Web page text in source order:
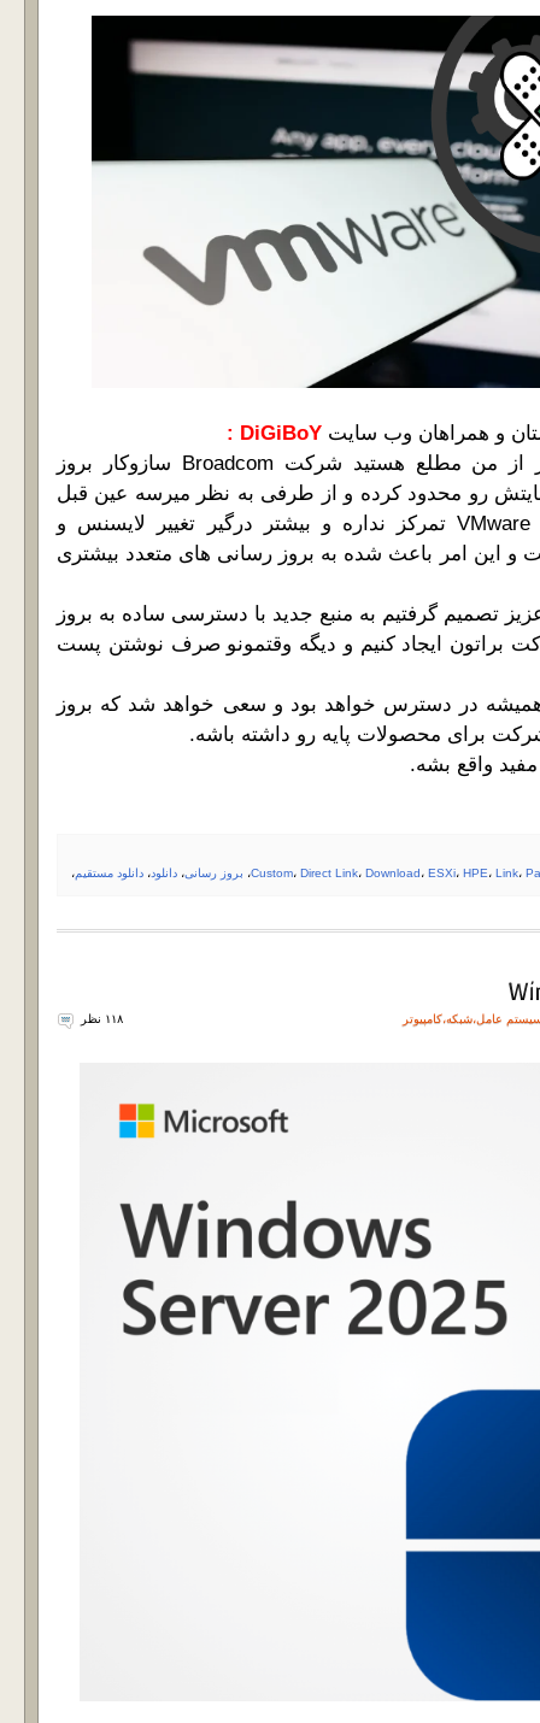
و همراهان وب سایت DiGiBoY :
خوب همونطور که بهتر از من مطلع هستید شرکت Broadcom سازوکار بروز
رو محدود کرده و از طرفی به نظر میرسه عین قبل
روی محصولات شرکت VMware تمرکز نداره و بیشتر درگیر تغییر لایسنس و
امر باعث شده به بروز رسانی های متعدد بیشتری
تصمیم گرفتیم به منبع جدید با دسترسی ساده به بروز
براتون ایجاد کنیم و دیگه وقتمونو صرف نوشتن پست
در دسترس خواهد بود و سعی خواهد شد که بروز
برای محصولات پایه رو داشته باشه.
واقع بشه.
Custom، Direct Link، Download، ESXi، HPE، Link، ، بروز رسانی، دانلود، دانلود مستقیم،
عامل،شبکه،کامپیوتر ۱۱۸ نظر